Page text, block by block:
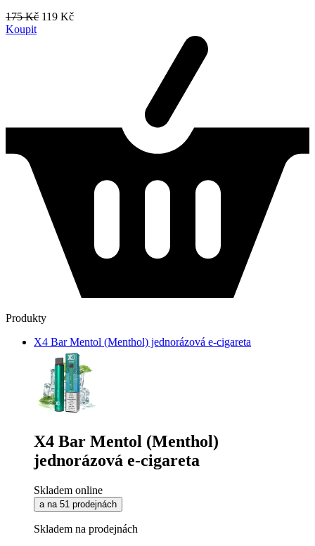
175 Kč 119 Kč
Koupit
Produkty
X4 Bar Mentol (Menthol) jednorázová e-cigareta
X4 Bar Mentol (Menthol)
jednorázová e-cigareta
Skladem online
a na 51 prodejnách
Skladem na prodejnách